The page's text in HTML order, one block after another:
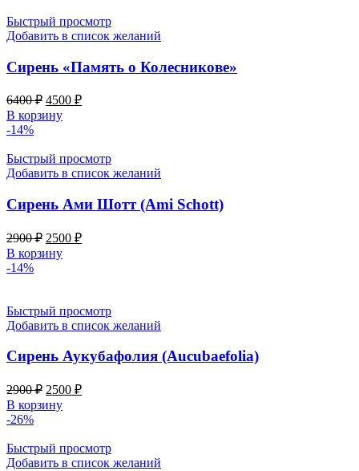
Быстрый просмотр
Добавить в список желаний
Сирень «Память о Колесникове»
6400₽ Первоначальная
цена
составляла
4500 ₽Текущая
В корзину
-14%
Быстрый просмотр
Добавить в список желаний
Сирень Ами Шотт (Ami Schott)
2900₽ Первоначальная
цена
составляла
2500 ₽Текущая
В корзину
-14%
Быстрый просмотр
Добавить в список желаний
Сирень Аукубафолия (Aucubaefolia)
2900₽ Первоначальная
цена
составляла
2500 ₽Текущая
В корзину
-26%
Быстрый просмотр
Добавить в список желаний